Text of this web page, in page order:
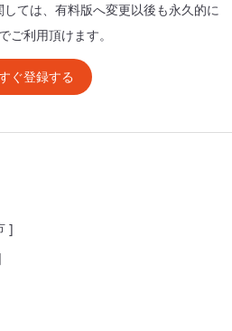
ては、有料版へ変更以後も永久的に
ご利用頂けます。
ぐ登録する
]